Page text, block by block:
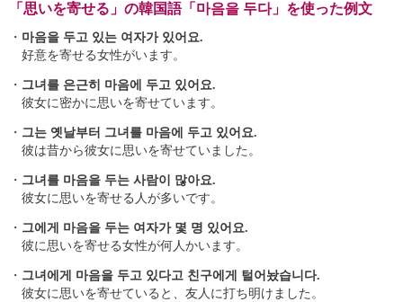
「思いを寄せる」の韓国語「마음을 두다」を使った例文
・ 마음을 두고 있는 여자가 있어요.
好意を寄せる女性がいます。
・ 그녀를 은근히 마음에 두고 있어요.
彼女に密かに思いを寄せています。
・ 그는 옛날부터 그녀를 마음에 두고 있어요.
彼は昔から彼女に思いを寄せていました。
・ 그녀를 마음을 두는 사람이 많아요.
彼女に思いを寄せる人が多いです。
・ 그에게 마음을 두는 여자가 몇 명 있어요.
彼に思いを寄せる女性が何人かいます。
・ 그녀에게 마음을 두고 있다고 친구에게 털어놨습니다.
彼女に思いを寄せていると、友人に打ち明けました。